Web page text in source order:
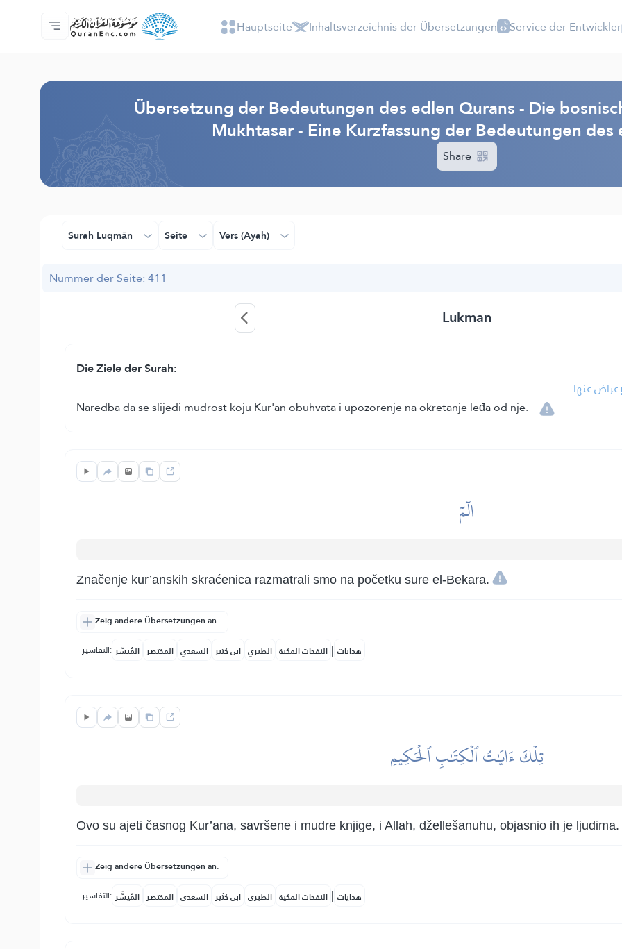
Hauptseite
Inhaltsverzeichnis der Übersetzungen
Audio
Service der Entwickler - API
Über das Projekt
Kontakt
Sprache Hauptseite Inhaltsverzeichnis der Übersetzungen Service der Entwickler
Übersetzung der Bedeutungen des edlen Qurans - Die
Mukhtasar - Eine Kurzfassung der Bedeutungen des
Share
Surah Luqmān Seite Vers (Ayah)
Nummer der Seite: 411
Lukman
Die Ziele der Surah:
عنها.
Naredba da se slijedi mudrost koju Kur'an obuhvata i upozorenje na okretanje leđa od nje.
الٓمٓ
Značenje kur’anskih skraćenica razmatrali smo na početku sure el-Bekara.
Zeig andere Übersetzungen an.
التفاسير: المُيسَّر المختصر السعدي ابن كثير الطبري النفحات المكية | هدايات
تِلۡكَ ءَايَٰتُ ٱلۡكِتَٰبِ ٱلۡحَكِيمِ
Ovo su ajeti časnog Kur’ana, savršene i mudre knjige, i Allah, džellešanuhu, objasnio ih je ljudima.
Zeig andere Übersetzungen an.
التفاسير: المُيسَّر المختصر السعدي ابن كثير الطبري النفحات المكية | هدايات